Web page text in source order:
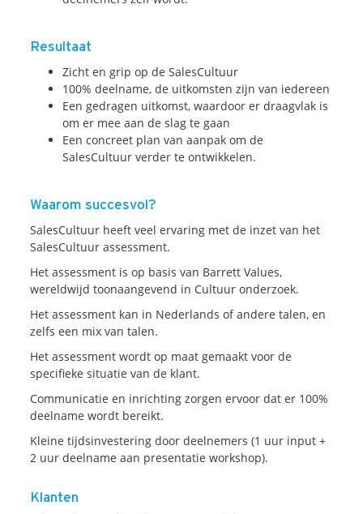
Resultaat
Zicht en grip op de SalesCultuur
100% deelname, de uitkomsten zijn van iedereen
Een gedragen uitkomst, waardoor er draagvlak is
om er mee aan de slag te gaan
Een concreet plan van aanpak om de
SalesCultuur verder te ontwikkelen.
Waarom succesvol?
SalesCultuur heeft veel ervaring met de inzet van het
SalesCultuur assessment.
Het assessment is op basis van Barrett Values,
wereldwijd toonaangevend in Cultuur onderzoek.
Het assessment kan in Nederlands of andere talen, en
zelfs een mix van talen.
Het assessment wordt op maat gemaakt voor de
specifieke situatie van de klant.
Communicatie en inrichting zorgen ervoor dat er 100%
deelname wordt bereikt.
Kleine tijdsinvestering door deelnemers (1 uur input +
2 uur deelname aan presentatie workshop).
Klanten